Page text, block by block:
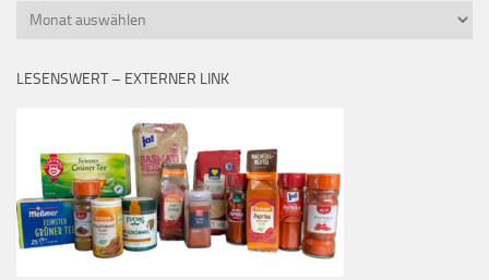
Monatsübersicht
LESENSWERT – EXTERNER LINK